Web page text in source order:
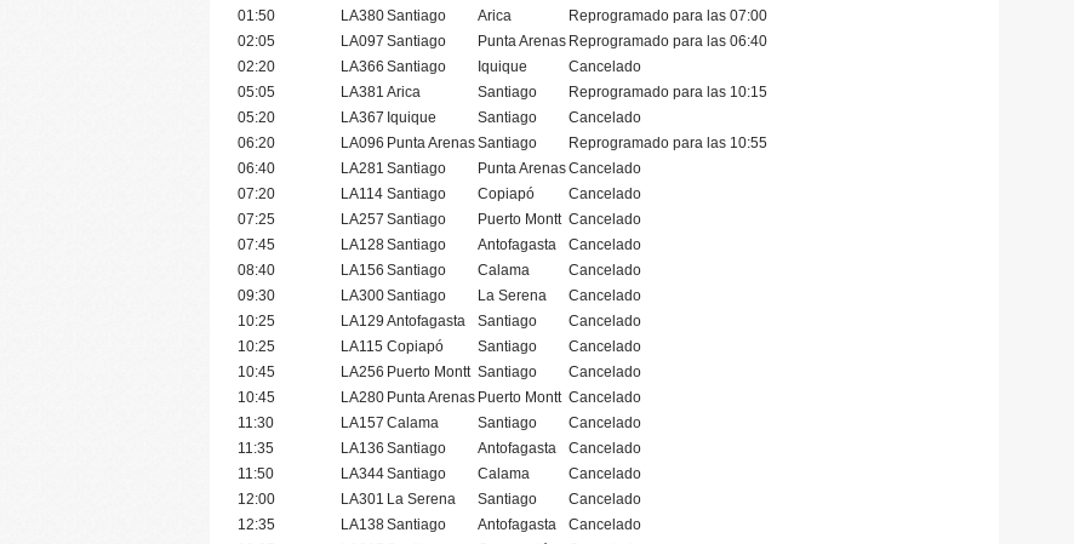
01:50
LA380Santiago Arica
Reprogramado para las 07:00
02:05
LA097 Santiago Punta Arenas Reprogramado para las 06:40
02:20
LA366 Santiago Iquique
Cancelado
05:05
LA381 Arica Santiago
Reprogramado para las 10:15
05:20
LA367 Iquique Santiago
Cancelado
06:20
LA096 Punta ArenasSantiago
Reprogramado para las 10:55
06:40
LA281 Santiago Punta ArenasCancelado
07:20
LA114 Santiago Copiapó
Cancelado
07:25
LA257 Santiago Puerto Montt Cancelado
07:45
LA128Santiago Antofagasta
Cancelado
08:40
LA156 Santiago Calama
Cancelado
09:30
LA300Santiago La Serena
Cancelado
10:25
LA129 Antofagasta Santiago
Cancelado
10:25
LA115 Copiapó Santiago
Cancelado
10:45
LA256 Puerto Montt Santiago
Cancelado
10:45
LA280 Punta Arenas Puerto Montt Cancelado
11:30
LA157 Calama Santiago
Cancelado
11:35
LA136 Santiago Antofagasta
Cancelado
11:50
LA344Santiago Calama
Cancelado
12:00
LA301 La Serena Santiago
Cancelado
12:35
LA138Santiago Antofagasta
Cancelado